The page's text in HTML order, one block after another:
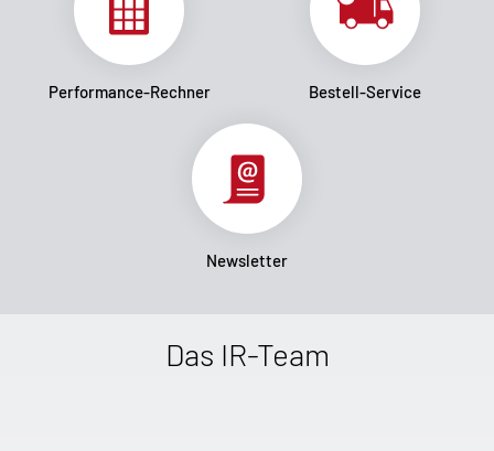
Performance-Rechner Bestell-Service
Newsletter
Das IR-Team